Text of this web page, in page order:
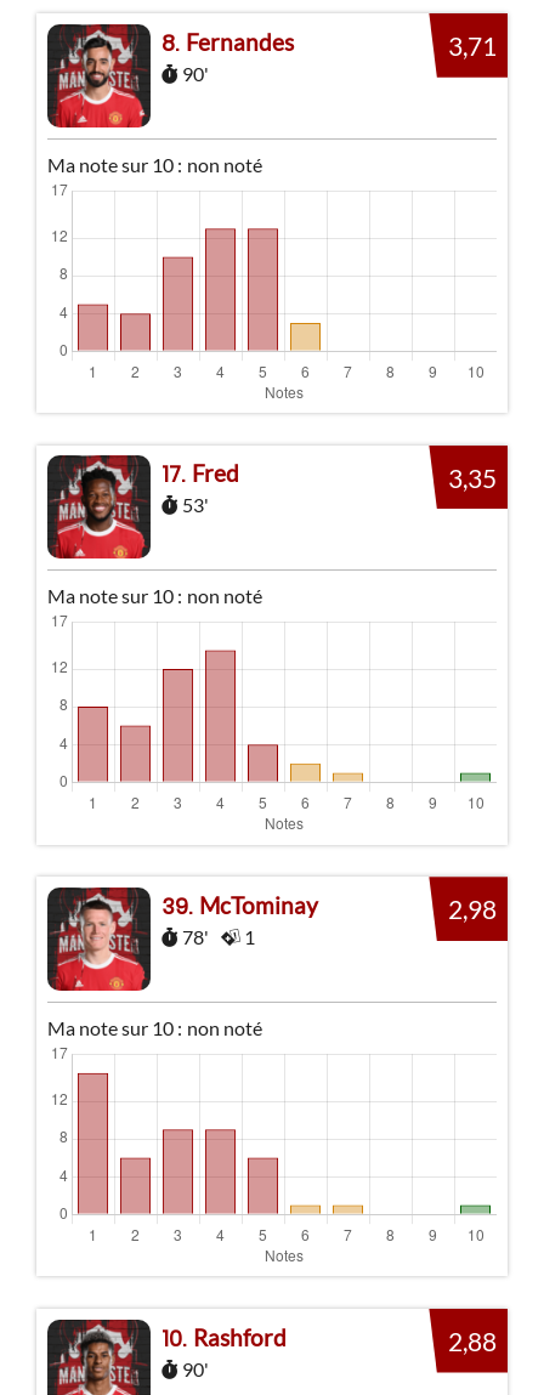
8 Fernandes
90'
3,71
Ma note sur 10 : non noté
17 Fred
53'
3,35
Ma note sur 10 : non noté
39 McTominay
78' 1
2,98
Ma note sur 10 : non noté
10 Rashford
90'
2,88